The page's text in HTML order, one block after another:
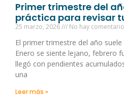
Primer trimestre del
práctica para revisar
25 marzo, 2026 No hay
El primer trimestre del año
Enero se siente lejano, febrero
llegó con pendientes
una
Leer más »